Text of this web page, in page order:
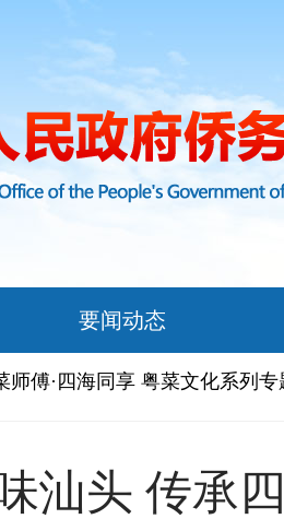
要闻动态
师傅·四海同享 粤菜文化系列专
汕头 传承